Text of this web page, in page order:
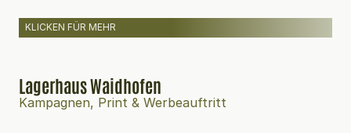
KLICKEN FÜR MEHR
Lagerhaus Waidhofen
Kampagnen, Print & Werbeauftritt